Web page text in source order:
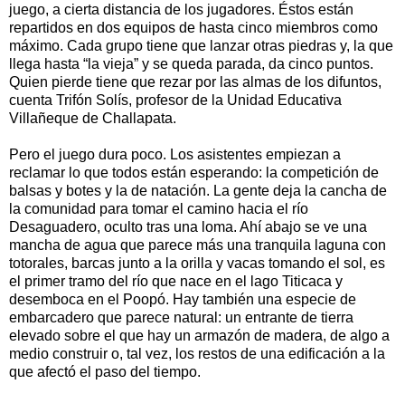
juego, a cierta distancia de los jugadores. Éstos están
repartidos en dos equipos de hasta cinco miembros como
máximo. Cada grupo tiene que lanzar otras piedras y, la que
llega hasta “la vieja” y se queda parada, da cinco puntos.
Quien pierde tiene que rezar por las almas de los difuntos,
cuenta Trifón Solís, profesor de la Unidad Educativa
Villañeque de Challapata.
Pero el juego dura poco. Los asistentes empiezan a
reclamar lo que todos están esperando: la competición de
balsas y botes y la de natación. La gente deja la cancha de
la comunidad para tomar el camino hacia el río
Desaguadero, oculto tras una loma. Ahí abajo se ve una
mancha de agua que parece más una tranquila laguna con
totorales, barcas junto a la orilla y vacas tomando el sol, es
el primer tramo del río que nace en el lago Titicaca y
desemboca en el Poopó. Hay también una especie de
embarcadero que parece natural: un entrante de tierra
elevado sobre el que hay un armazón de madera, de algo a
medio construir o, tal vez, los restos de una edificación a la
que afectó el paso del tiempo.